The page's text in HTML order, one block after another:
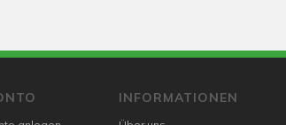
INFORMATIONEN